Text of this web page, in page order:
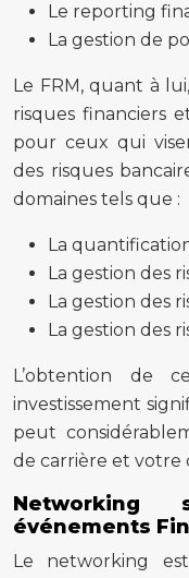
Le reporting
La gestion de
Le FRM, quant à
risques financiers
pour ceux qui
des risques
domaines tels que :
La
La gestion des
La gestion des
La gestion des
L’obtention de
investissement
peut
de carrière et votre
Networking
événements
Le networking